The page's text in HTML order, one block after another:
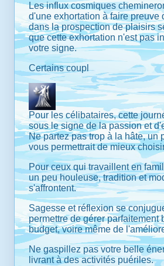
Les influx cosmiques
d'une exhortation à faire preuve
dans la prospection de plaisirs
que cette exhortation n'est pas
votre signe.
Certains coupl
Pour les célibataires, cette
sous le signe de la passion et
Ne partez pas trop à la hâte, un
vous permettrait de mieux
Pour ceux qui travaillent en
un peu houleuse, tradition et
s'affrontent.
Sagesse et réflexion se
permettre de gérer parfaitement
budget, voire même de
Ne gaspillez pas votre belle
livrant à des activités puériles.